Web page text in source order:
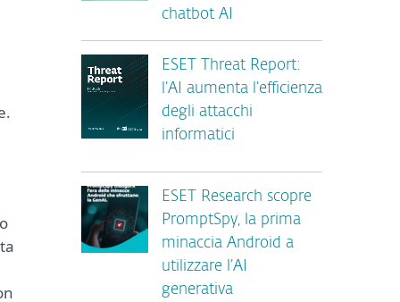
chatbot AI
ESET Threat Report:
l’AI aumenta l’efficienza
degli attacchi
informatici
ESET Research scopre
PromptSpy, la prima
minaccia Android a
utilizzare l’AI
generativa